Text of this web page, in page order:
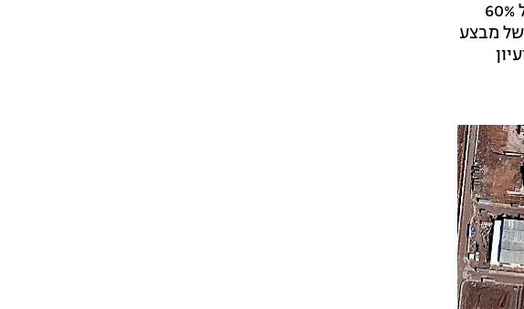
האפשרות השנייה היא פעולה צבאית. לפי ההערכות, כ-450 קילוגרמים של אורניום מועשר לרמה של 60%
של מבצע